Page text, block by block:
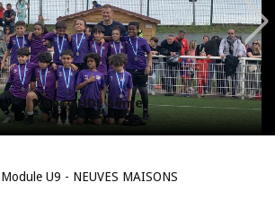
Nancy HDL 5ème
Module U9 - NEUVES MAISONS